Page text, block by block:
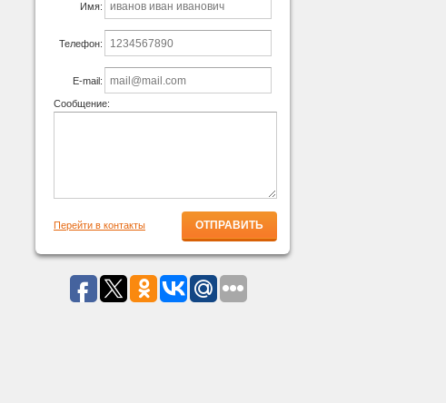
Имя:
Телефон:
E-mail:
Сообщение:
Перейти в контакты